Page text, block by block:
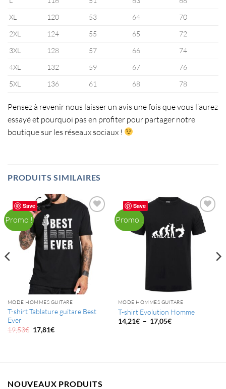
XL
120 53 64
70
2XL
124 55 65
72
3XL
128 57 66
74
4XL
132 59 67
76
5XL
136 61 68 78
Pensez à revenir nous laisser un avis une fois que vous l’aurez
essayé et pourquoi pas en profiter pour partager notre
boutique sur les réseaux sociaux !
PRODUITS SIMILAIRES
Save
Promo !
MODE HOMMES GUITARE
T-shirt Tablature guitare Best
Ever
19,53€ Le
prix
17,81€Le
Save
Promo !
MODE HOMMES GUITARE
T-shirt Evolution Homme
14,21€ – 17,05€Plage
NOUVEAUX PRODUITS